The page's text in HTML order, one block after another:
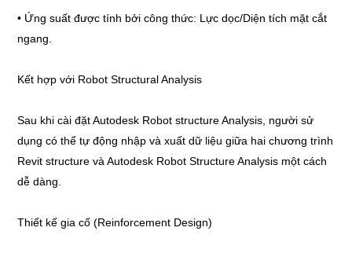
• Ứng suất được tính bởi công thức: Lực dọc/Diện tích mặt cắt
ngang.
Kết hợp với Robot Structural Analysis
Sau khi cài đặt Autodesk Robot structure Analysis, người sử
dụng có thể tự động nhập và xuất dữ liệu giữa hai chương trình
Revit structure và Autodesk Robot Structure Analysis một cách
dễ dàng.
Thiết kế gia cố (Reinforcement Design)